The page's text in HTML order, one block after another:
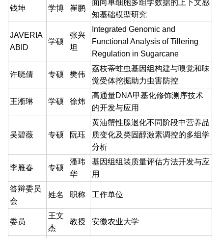
钱坤 学博 崔鹏
面向单细胞多组学数据的上下文感
知基础模型研究
JAVERIA
ABID
学硕
张兴
坦
Integrated Genomic and
Functional Analysis of Tillering
Regulation in Sugarcane
许晓倩 专硕 樊伟
荔枝蒂蛀虫基因组构建与嗅觉和味
觉受体挖掘助力虫害防控
王淅琳 学硕 徐炜
高通量DNA甲基化修饰测序技术
的开发与应用
吴碧薇 专硕 阮珏
黄油蟹性腺退化不同阶段中营养品
质变化及类固醇激素调控的多组学
分析
李雁春 专硕
潘玮
华
基因组组装质量评估方法开发与应
用
答辩委员
会
姓名 职称 工作单位
委员
王文
杰
教授 安徽农业大学